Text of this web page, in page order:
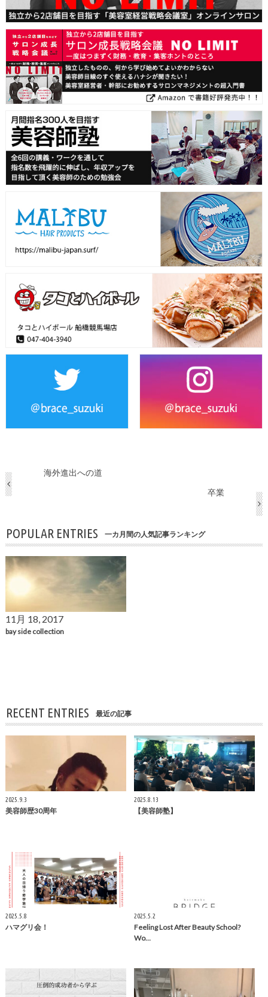
海外進出への道
卒業
POPULAR ENTRIES 一カ月間の人気記事ランキング
11月 18, 2017
bay side collection
RECENT ENTRIES 最近の記事
2025.9.3
美容師歴30周年
2025.8.13
【美容師塾】
2025.5.8
ハマグリ会！
2025.5.2
Feeling Lost After Beauty School?
Wo…